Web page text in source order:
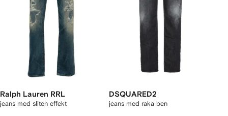
Ralph Lauren RRL
jeans med sliten effekt
DSQUARED2
jeans med raka ben